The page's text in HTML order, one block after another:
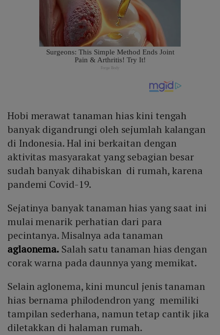
Hobi merawat tanaman hias kini tengah
banyak digandrungi oleh sejumlah kalangan
di Indonesia. Hal ini berkaitan dengan
aktivitas masyarakat yang sebagian besar
sudah banyak dihabiskan di rumah, karena
pandemi Covid-19.
Sejatinya banyak tanaman hias yang saat ini
mulai menarik perhatian dari para
pecintanya. Misalnya ada tanaman
aglaonema. Salah satu tanaman hias dengan
corak warna pada daunnya yang memikat.
Selain aglonema, kini muncul jenis tanaman
hias bernama philodendron yang memiliki
tampilan sederhana, namun tetap cantik jika
diletakkan di halaman rumah.